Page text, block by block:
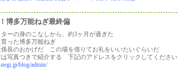
博多万能ねぎ最終偏
ーの身のこなしから、約3ヶ月が過ぎた
った博多万能ねぎ
係長のおかげだ この場を借りてお礼をいいたいぐらいだ
写真つきで紹介する 下記のアドレスをクリックしてください
blog/admin/